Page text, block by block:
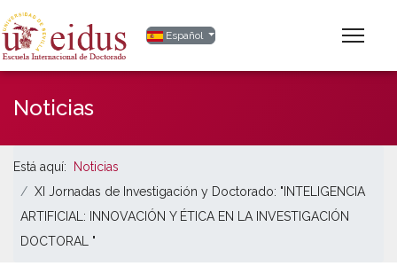
Seleccione su idioma
Español
Noticias
Está aquí:
Noticias
XI Jornadas de Investigación y Doctorado: "INTELIGENCIA
ARTIFICIAL: INNOVACIÓN Y ÉTICA EN LA INVESTIGACIÓN
DOCTORAL "